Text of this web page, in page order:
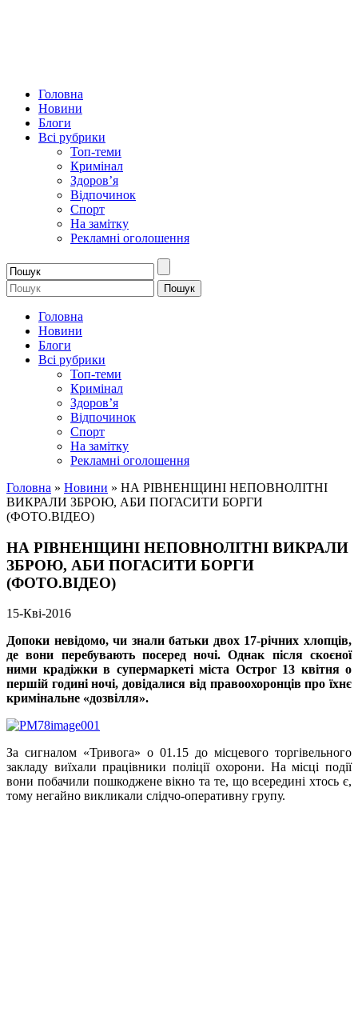
Головна
Новини
Блоги
Всі рубрики
Топ-теми
Кримінал
Здоров’я
Відпочинок
Спорт
На замітку
Рекламні оголошення
Головна
Новини
Блоги
Всі рубрики
Топ-теми
Кримінал
Здоров’я
Відпочинок
Спорт
На замітку
Рекламні оголошення
Головна » Новини » НА РІВНЕНЩИНІ НЕПОВНОЛІТНІ
ВИКРАЛИ ЗБРОЮ, АБИ ПОГАСИТИ БОРГИ
(ФОТО.ВІДЕО)
НА РІВНЕНЩИНІ НЕПОВНОЛІТНІ ВИКРАЛИ
ЗБРОЮ, АБИ ПОГАСИТИ БОРГИ
(ФОТО.ВІДЕО)
15-Кві-2016
Допоки невідомо, чи знали батьки двох 17-річних хлопців,
де вони перебувають посеред ночі. Однак після скоєної
ними крадіжки в супермаркеті міста Острог 13 квітня о
першій годині ночі, довідалися від правоохоронців про їхнє
кримінальне «дозвілля».
За сигналом «Тривога» о 01.15 до місцевого торгівельного
закладу виїхали працівники поліції охорони. На місці події
вони побачили пошкоджене вікно та те, що всередині хтось є,
тому негайно викликали слідчо-оперативну групу.